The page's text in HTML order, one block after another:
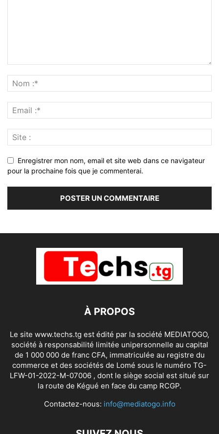
Enregistrer mon nom, email et site web dans ce navigateur
pour la prochaine fois que je commenterai.
À PROPOS
Le site www.techs.tg est édité par la société MEDIATOGO,
société à responsabilité limitée unipersonnelle au capital
de 1 000 000 de franc CFA, immatriculée au registre du
commerce et des sociétés de Lomé sous le numéro TG-
LFW-01-2022-M-07006 , dont le siège social est situé sur
la route de Kégué en face du camp RCGP.
Contactez-nous: info@mediatogo.info